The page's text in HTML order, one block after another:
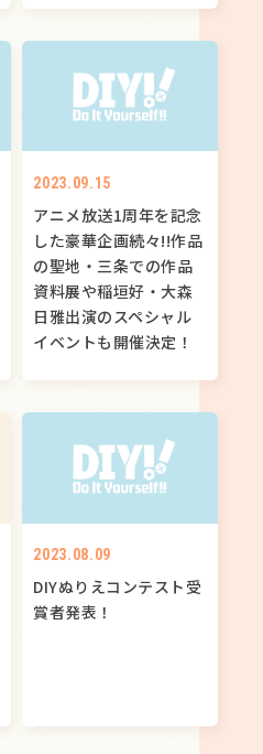
2023.09.15
アニメ放送1周年を記念
した豪華企画続々!!作品
の聖地・三条での作品
資料展や稲垣好・大森
日雅出演のスペシャル
イベントも開催決定！
2023.08.09
DIYぬりえコンテスト受
賞者発表！